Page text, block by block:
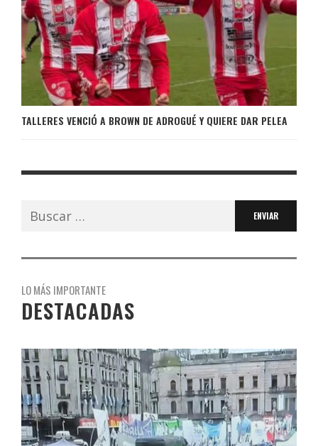
TALLERES VENCIÓ A BROWN DE ADROGUÉ Y QUIERE DAR PELEA
Buscar:
LO MÁS IMPORTANTE
DESTACADAS